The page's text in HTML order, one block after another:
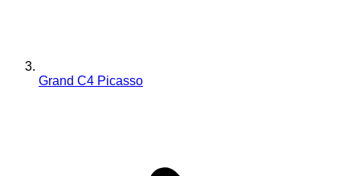
Grand C4 Picasso